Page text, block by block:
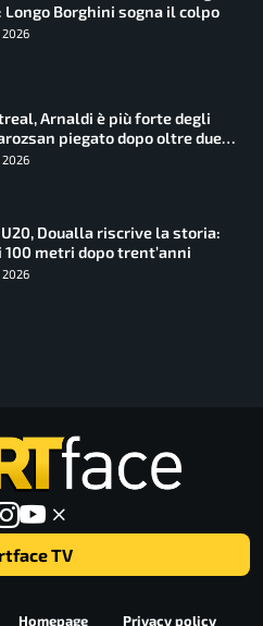
Longo Borghini sogna il colpo
Arnaldi è più forte degli
piegato dopo oltre due
Doualla riscrive la storia:
metri dopo trent’anni
TV
Homepage Privacy policy